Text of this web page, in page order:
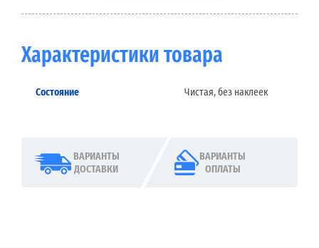
Характеристики товара
Состояние Чистая, без наклеек
ВАРИАНТЫ
ДОСТАВКИ
ВАРИАНТЫ
ОПЛАТЫ